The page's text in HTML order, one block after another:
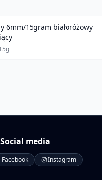
6mm/15gram białoróżowy
Social media
Facebook Instagram